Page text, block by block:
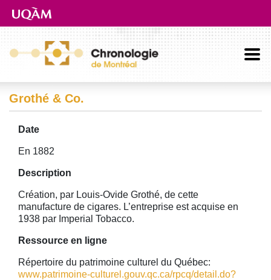
Aller directement au contenu principal
Grothé & Co.
Date
En 1882
Description
Création, par Louis-Ovide Grothé, de cette
manufacture de cigares. L’entreprise est acquise en
1938 par Imperial Tobacco.
Ressource en ligne
Répertoire du patrimoine culturel du Québec:
www.patrimoine-culturel.gouv.qc.ca/rpcq/detail.do?